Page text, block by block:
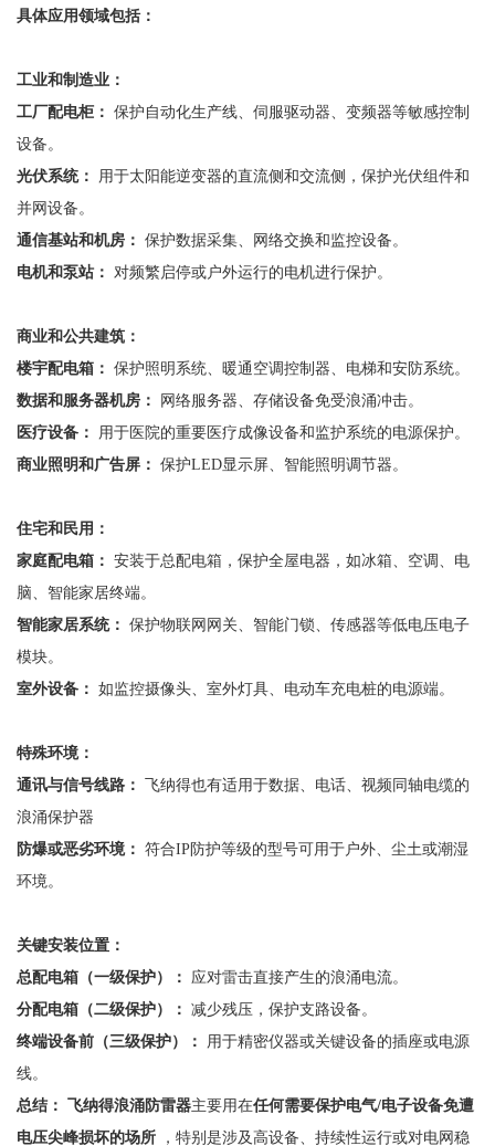
具体应用领域包括：
工业和制造业：
工厂配电柜： 保护自动化生产线、伺服驱动器、变频器等敏感控制
设备。
光伏系统：
用于太阳能逆变器的直流侧和交流侧，保护光伏组件和
并网设备。
通信基站和机房： 保护数据采集、网络交换和监控设备。
电机和泵站：
对频繁启停或户外运行的电机进行保护。
商业和公共建筑：
楼宇配电箱： 保护照明系统、暖通空调控制器、电梯和安防系统。
数据和服务器机房：
网络服务器、存储设备免受浪涌冲击。
医疗设备：
用于医院的重要医疗成像设备和监护系统的电源保护。
商业照明和广告屏： 保护LED显示屏、智能照明调节器。
住宅和民用：
家庭配电箱： 安装于总配电箱，保护全屋电器，如冰箱、空调、电
脑、智能家居终端。
智能家居系统： 保护物联网网关、智能门锁、传感器等低电压电子
模块。
室外设备： 如监控摄像头、室外灯具、电动车充电桩的电源端。
特殊环境：
通讯与信号线路： 飞纳得也有适用于数据、电话、视频同轴电缆的
浪涌保护器
防爆或恶劣环境： 符合IP防护等级的型号可用于户外、尘土或潮湿
环境。
关键安装位置：
总配电箱（一级保护）：
应对雷击直接产生的浪涌电流。
分配电箱（二级保护）： 减少残压，保护支路设备。
终端设备前（三级保护）：
用于精密仪器或关键设备的插座或电源
线。
总结： 飞纳得浪涌防雷器主要用在任何需要保护电气/电子设备免遭
电压尖峰损坏的场所
，特别是涉及高设备、持续性运行或对电网稳